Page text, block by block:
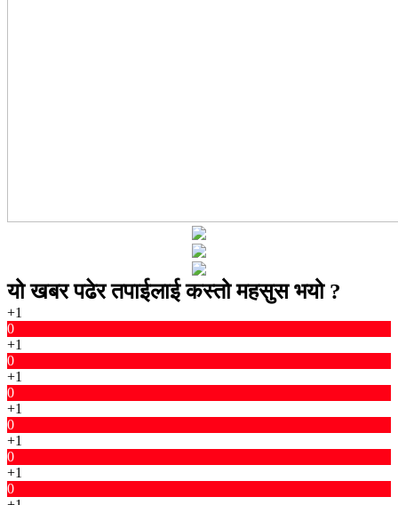
यो खबर पढेर तपाईलाई कस्तो महसुस भयो ?
+1
0
+1
0
+1
0
+1
0
+1
0
+1
0